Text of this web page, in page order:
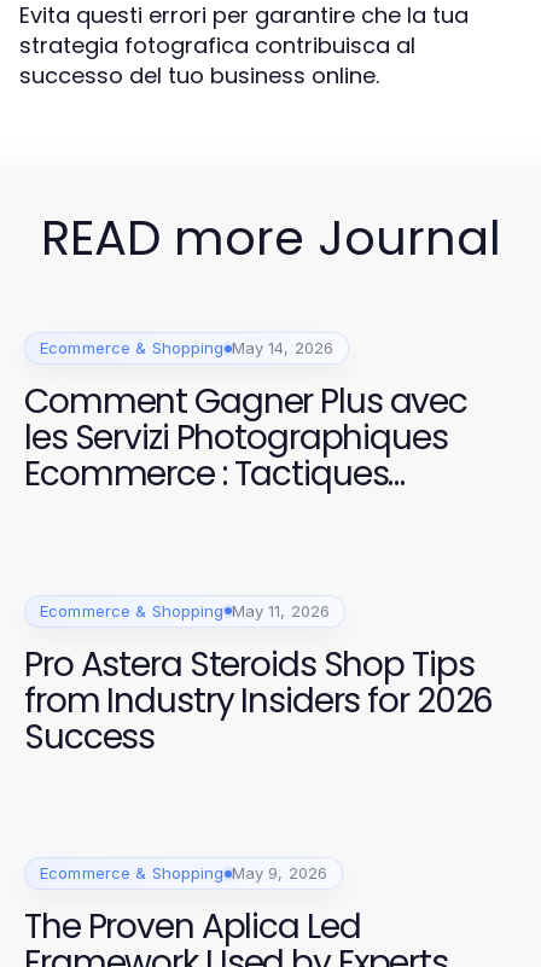
Evita questi errori per garantire che la tua
strategia fotografica contribuisca al
successo del tuo business online.
READ more Journal
Ecommerce & Shopping May 14, 2026
Comment Gagner Plus avec
les Servizi Photographiques
Ecommerce : Tactiques
Essentielles en 2026
Ecommerce & Shopping May 11, 2026
Pro Astera Steroids Shop Tips
from Industry Insiders for 2026
Success
Ecommerce & Shopping May 9, 2026
The Proven Aplica Led